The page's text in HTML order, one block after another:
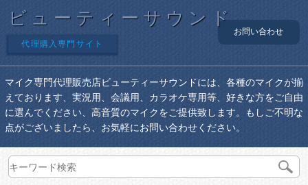
ビューティーサウンド
代理購入専門サイト
お問い合わせ
マイク専門代理販売店ビューティーサウンドには、各種のマイクが揃
えております、実況用、会議用、カラオケ専用等、好きな方をご自由
に選んでください、高音質のマイクをご提供致します。もしご不明な
点がございましたら、お気軽にお問い合わせください。